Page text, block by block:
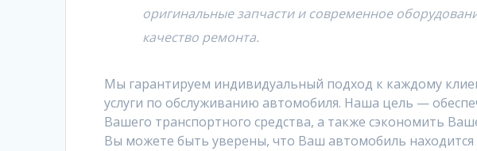
оригинальные запчасти и современное
качество ремонта.
Мы гарантируем индивидуальный подход к каждому
услуги по обслуживанию автомобиля. Наша цель —
Вашего транспортного средства, а также сэкономить
Вы можете быть уверены, что Ваш автомобиль находится